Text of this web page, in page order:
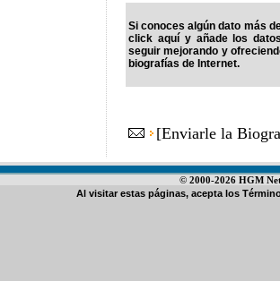
Si conoces algún dato más
click aquí y añade los
seguir mejorando y
biografías de Internet.
[Enviarle la
© 2000-2026 HGM
Al visitar estas páginas, acepta los